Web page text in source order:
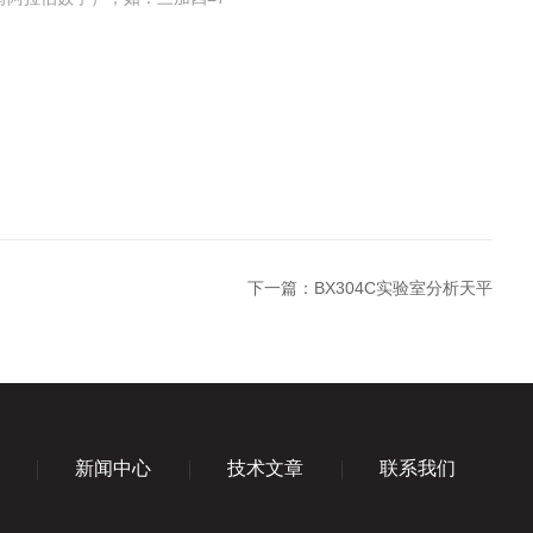
下一篇： BX304C实验室分析天平
新闻中心 技术文章 联系我们